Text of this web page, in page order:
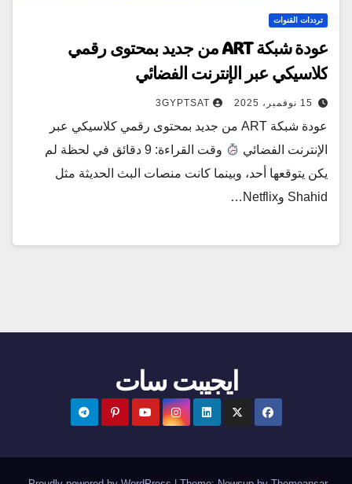
ترددات القنوات
عودة شبكة ART من جديد بمحتوى رقمي
كلاسيكي عبر الإنترنت الفضائي
15 نوفمبر، 2025 3GYPTSAT
عودة شبكة ART من جديد بمحتوى رقمي كلاسيكي عبر
الإنترنت الفضائي
وقت القراءة: 9 دقائق في لحظة لم
يكن يتوقعها أحد، وبينما كانت منصات البث الحديثة مثل
Shahid وNetflix…
ايجيبت سات